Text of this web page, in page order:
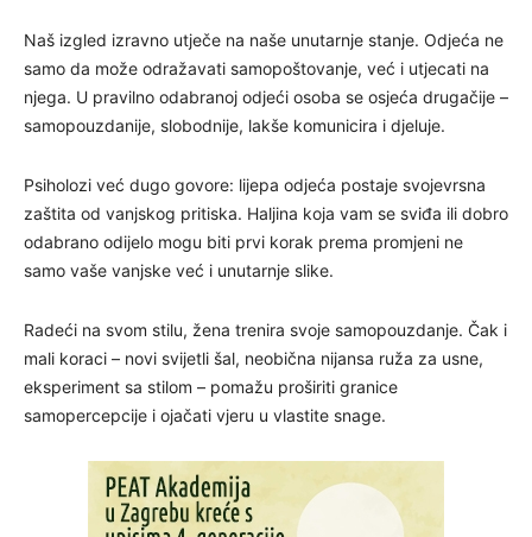
Naš izgled izravno utječe na naše unutarnje stanje. Odjeća ne
samo da može odražavati samopoštovanje, već i utjecati na
njega. U pravilno odabranoj odjeći osoba se osjeća drugačije –
samopouzdanije, slobodnije, lakše komunicira i djeluje.
Psiholozi već dugo govore: lijepa odjeća postaje svojevrsna
zaštita od vanjskog pritiska. Haljina koja vam se sviđa ili dobro
odabrano odijelo mogu biti prvi korak prema promjeni ne
samo vaše vanjske već i unutarnje slike.
Radeći na svom stilu, žena trenira svoje samopouzdanje. Čak i
mali koraci – novi svijetli šal, neobična nijansa ruža za usne,
eksperiment sa stilom – pomažu proširiti granice
samopercepcije i ojačati vjeru u vlastite snage.